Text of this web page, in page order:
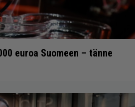
euroa Suomeen – tänne